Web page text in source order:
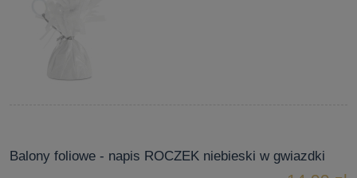
Balony foliowe - napis ROCZEK niebieski w gwiazdki